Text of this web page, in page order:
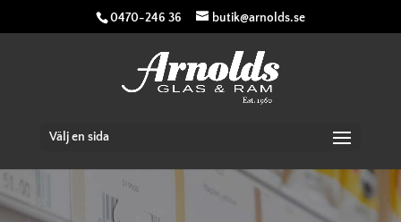
0470-246 36 butik@arnolds.se
Välj en sida